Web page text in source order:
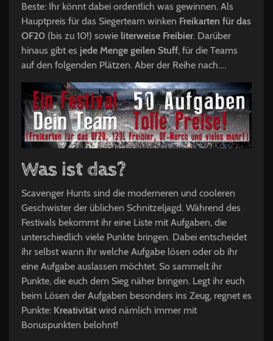
Beste: Ihr könnt dabei ordentlich was gewinnen. Als
Hauptpreis für das Siegerteam winken Freikarten für das
OF20 (bis zu 10!) sowie literweise Freibier. Darüber
hinaus gibt es jede Menge geilen Stuff, für die Teams
auf den folgenden Plätzen. Aber der Reihe nach….
Was ist das?
Scavenger Hunts sind die moderneren und cooleren
Geschwister der üblichen Schnitzeljagd. Während des
Festivals bekommt ihr eine Liste mit Aufgaben, die
unterschiedlich viele Punkte bringen. Dabei entscheidet
ihr selbst wann ihr welche Aufgabe lösen oder ob ihr
eine Aufgabe auslassen möchtet. So sammelt ihr
Punkte, die euch dem Sieg näher bringen. Legt ihr euch
beim Lösen der Aufgaben besonders ins Zeug, regnet es
Punkte: Kreativität wird nämlich immer mit
Bonuspunkten belohnt!